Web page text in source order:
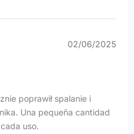
02/06/2025
poprawił spalanie i
Una pequeña cantidad
uso.